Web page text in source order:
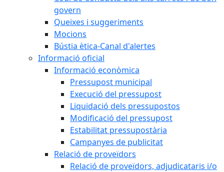
govern
Queixes i suggeriments
Mocions
Bústia ètica-Canal d'alertes
Informació oficial
Informació econòmica
Pressupost municipal
Execució del pressupost
Liquidació dels pressupostos
Modificació del pressupost
Estabilitat pressupostària
Campanyes de publicitat
Relació de proveïdors
Relació de proveïdors, adjudicataris i/o